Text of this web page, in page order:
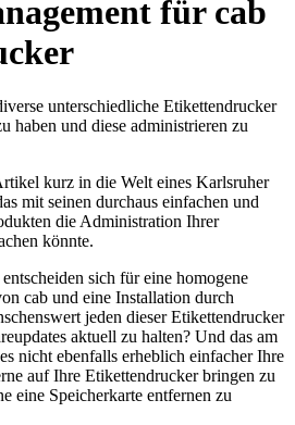
für cab
unterschiedliche Etikettendrucker
haben und diese administrieren zu
kurz in die Welt eines Karlsruher
mit seinen durchaus einfachen und
die Administration Ihrer
könnte.
sich für eine homogene
cab und eine Installation durch
jeden dieser Etikettendrucker
aktuell zu halten? Und das am
nicht ebenfalls erheblich einfacher Ihre
auf Ihre Etikettendrucker bringen zu
eine Speicherkarte entfernen zu